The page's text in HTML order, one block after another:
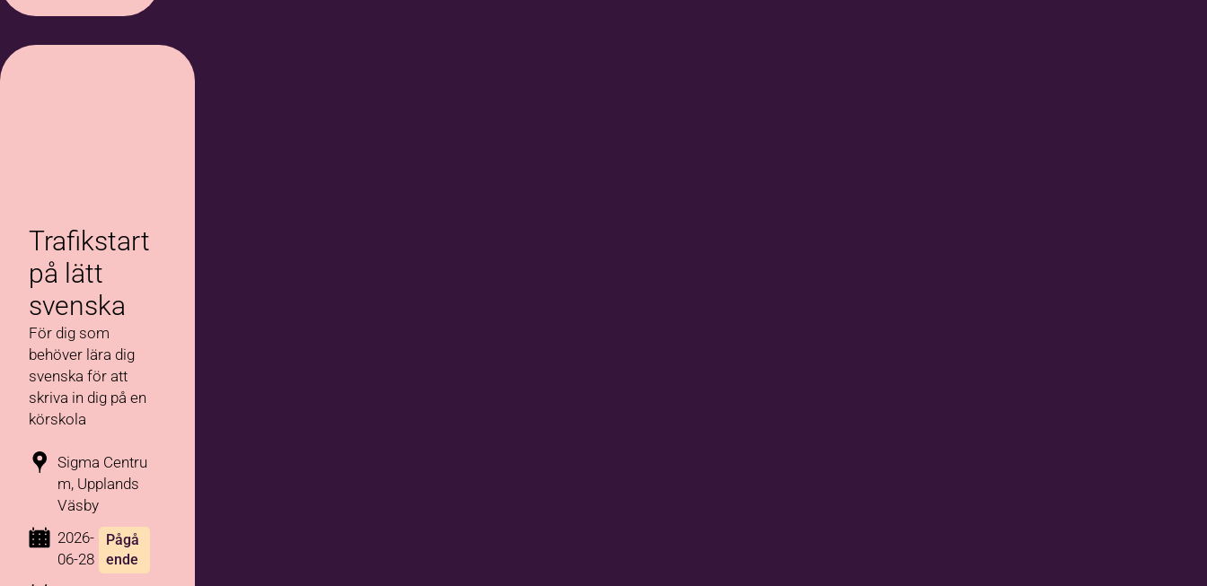
Trafikstart
på lätt
svenska
För dig som
behöver lära dig
svenska för att
skriva in dig på en
körskola
Sigma Centru
m, Upplands
Väsby
2026-
06-28
Pågå
ende